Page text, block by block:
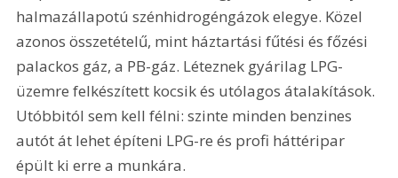
halmazállapotú szénhidrogéngázok elegye. Közel
azonos összetételű, mint háztartási fűtési és főzési
palackos gáz, a PB-gáz. Léteznek gyárilag LPG-
üzemre felkészített kocsik és utólagos átalakítások.
Utóbbitól sem kell félni: szinte minden benzines
autót át lehet építeni LPG-re és profi háttéripar
épült ki erre a munkára.